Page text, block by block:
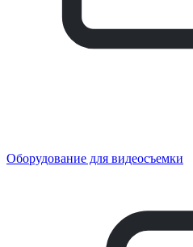
Оборудование для видеосъемки